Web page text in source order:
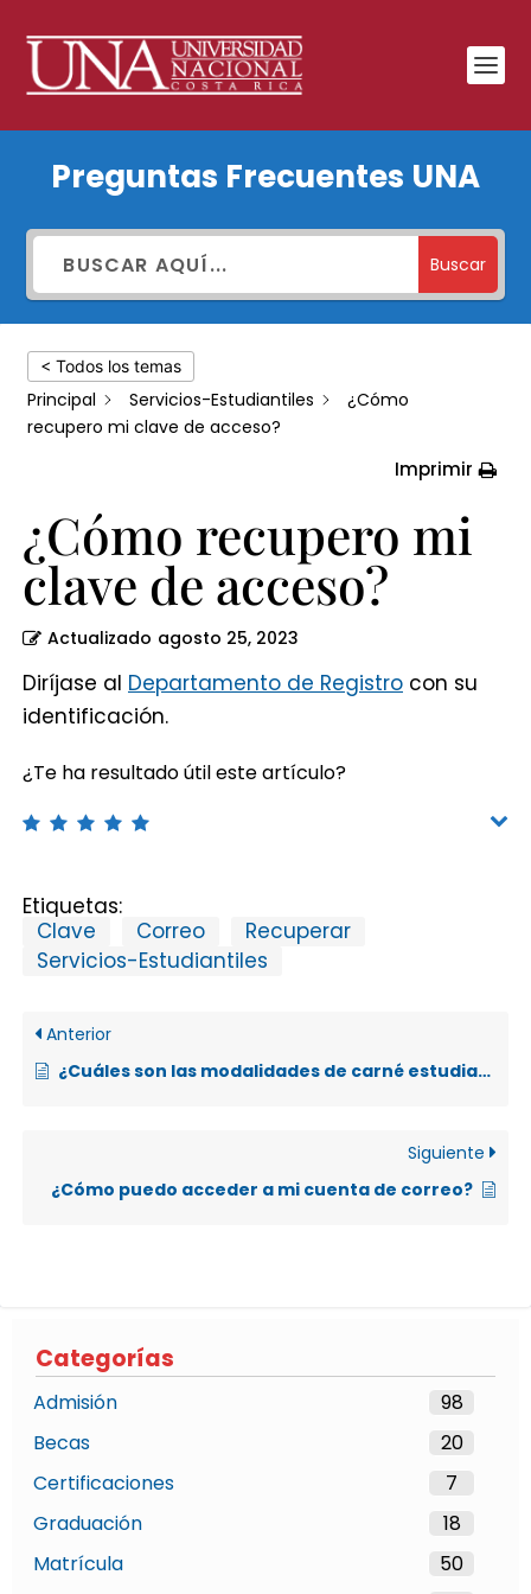
recupero
mi
clave
de
acceso?
Preguntas Frecuentes UNA
Buscar
Categorías
Admisión
98
Becas
20
Certificaciones
7
Graduación
18
Matrícula
50
< Todos los temas
Principal Servicios-Estudiantiles
¿Cómo
recupero mi clave de acceso?
Imprimir
¿Cómo recupero mi
clave de acceso?
Actualizado agosto 25, 2023
Diríjase al Departamento de Registro con su
identificación.
¿Te ha resultado útil este artículo?
Etiquetas:
Clave
Correo
Recuperar
Servicios-Estudiantiles
Anterior
¿Cuáles son las modalidades de carné estudiantil y su respectivo trámite?
Siguiente
¿Cómo puedo acceder a mi cuenta de correo?